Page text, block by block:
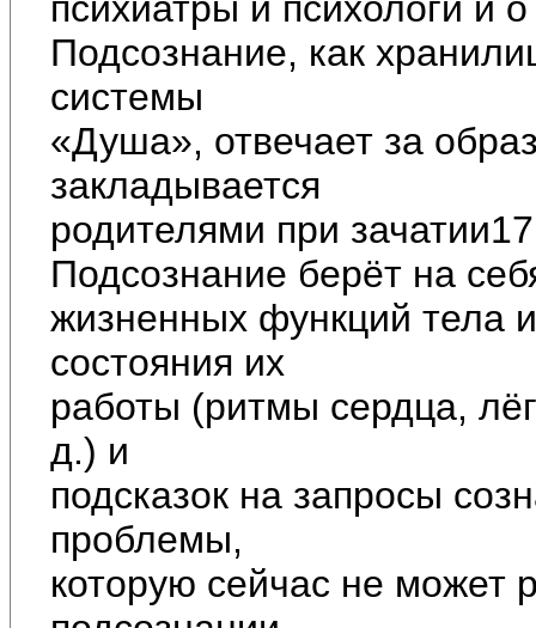
Подсознание, как
системы
«Душа», отвечает за
закладывается
родителями при
Подсознание берёт на
жизненных функций тела
состояния их
работы (ритмы сердца,
д.) и
подсказок на запросы
проблемы,
которую сейчас не может